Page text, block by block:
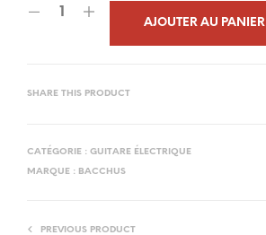
AJOUTER AU PANIER
SHARE THIS PRODUCT
CATÉGORIE : GUITARE ÉLECTRIQUE
MARQUE : BACCHUS
PREVIOUS PRODUCT